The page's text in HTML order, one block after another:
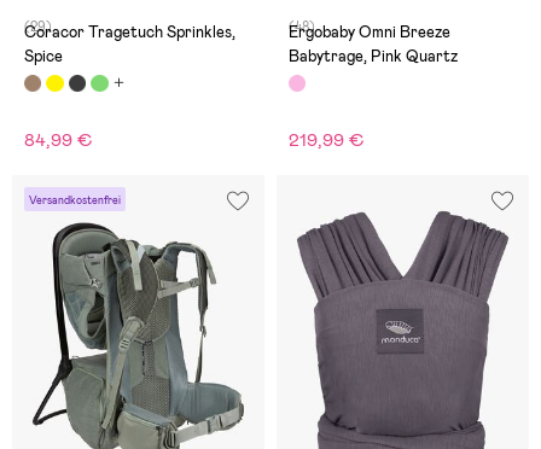
(29)
Coracor Tragetuch Sprinkles,
Spice
84,99 €
(48)
Ergobaby Omni Breeze
Babytrage, Pink Quartz
219,99 €
Versandkostenfrei